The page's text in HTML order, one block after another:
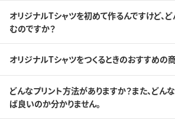
オリジナルTシャツを初めて作るんですけど、
むのですか？
オリジナルTシャツをつくるときのおすすめの
どんなプリント方法がありますか？また、どん
ば良いのか分かりません。